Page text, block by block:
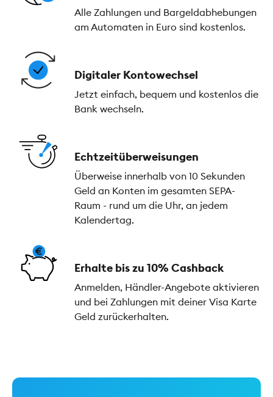
Alle Zahlungen und Bargeldabhebungen
am Automaten in Euro sind kostenlos.
Digitaler Kontowechsel
Jetzt einfach, bequem und kostenlos die
Bank wechseln.
Echtzeitüberweisungen
Überweise innerhalb von 10 Sekunden
Geld an Konten im gesamten SEPA-
Raum - rund um die Uhr, an jedem
Kalendertag.
Erhalte bis zu 10% Cashback
Anmelden, Händler-Angebote aktivieren
und bei Zahlungen mit deiner Visa Karte
Geld zurückerhalten.